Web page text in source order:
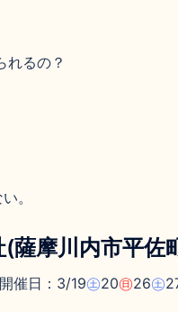
るの？
。
摩川内市平佐
開催日：3/19㊏20㊐26㊏